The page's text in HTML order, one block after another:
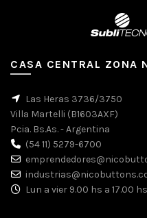
CASA CENTRAL ZONA
Las Heras 3736/3750
Villa Martelli (B1603AXF)
Pcia. Bs.As. - Argentina
(54 11) 5279-6700
Lun a vier 9.00 hs a 17.00 hs